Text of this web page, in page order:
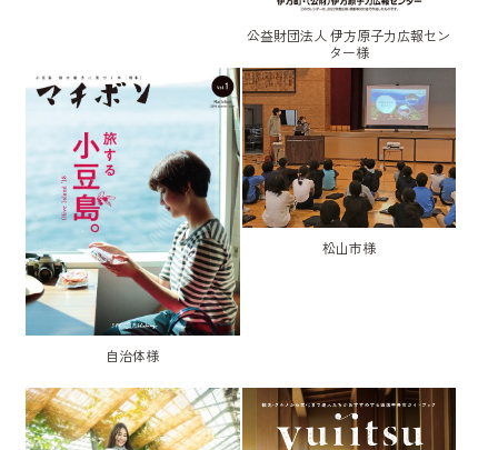
公益財団法人 伊方原子力広報セン
ター様
自治体様
松山市様